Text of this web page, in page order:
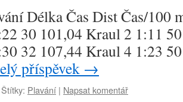
Délka Čas Dist Čas/100
30 101,04 Kraul 2 1:11
32 107,44 Kraul 4 1:23
příspěvek →
Štítky: Plavání | Napsat komentář